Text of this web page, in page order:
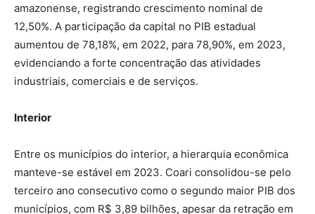
amazonense, registrando crescimento nominal de
12,50%. A participação da capital no PIB estadual
aumentou de 78,18%, em 2022, para 78,90%, em 2023,
evidenciando a forte concentração das atividades
industriais, comerciais e de serviços.
Interior
Entre os municípios do interior, a hierarquia econômica
manteve-se estável em 2023. Coari consolidou-se pelo
terceiro ano consecutivo como o segundo maior PIB dos
municípios, com R$ 3,89 bilhões, apesar da retração em